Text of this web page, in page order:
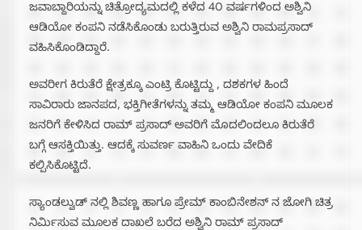
ಜವಾಬ್ದಾರಿಯನ್ನು ಚಿತ್ರೋದ್ಯಮದಲ್ಲಿ ಕಳೆದ 4೦ ವರ್ಷಗಳಿಂದ ಅಶ್ವಿನಿ
ಆಡಿಯೋ ಕಂಪನಿ ನಡೆಸಿಕೊಂಡು ಬರುತ್ತಿರುವ ಅಶ್ವಿನಿ ರಾಮಪ್ರಸಾದ್
ವಹಿಸಿಕೊಂಡಿದ್ದಾರೆ.
ಅವರೀಗ ಕಿರುತೆರೆ ಕ್ಷೇತ್ರಕ್ಕೂ ಎಂಟ್ರಿ ಕೊಟ್ಟಿದ್ದು , ದಶಕಗಳ ಹಿಂದೆ
ಸಾವಿರಾರು ಜಾನಪದ, ಭಕ್ತಿಗೀತೆಗಳನ್ನು ತಮ್ಮ ಆಡಿಯೋ ಕಂಪನಿ ಮೂಲಕ
ಜನರಿಗೆ ಕೇಳಿಸಿದ ರಾಮ್ ಪ್ರಸಾದ್ ಅವರಿಗೆ ಮೊದಲಿಂದಲೂ ಕಿರುತೆರೆ
ಬಗ್ಗೆ ಆಸಕ್ತಿಯಿತ್ತು. ಆದಕ್ಕೆ ಸುವರ್ಣ ವಾಹಿನಿ ಒಂದು ವೇದಿಕೆ
ಕಲ್ಪಿಸಿಕೊಟ್ಟಿದೆ.
ಸ್ಯಾಂಡಲ್ವುಡ್ ನಲ್ಲಿ ಶಿವಣ್ಣ ಹಾಗೂ ಪ್ರೇಮ್ ಕಾಂಬಿನೇಶನ್ ನ ಜೋಗಿ ಚಿತ್ರ
ನಿರ್ಮಿಸುವ ಮೂಲಕ ದಾಖಲೆ ಬರೆದ ಅಶ್ವಿನಿ ರಾಮ್ ಪ್ರಸಾದ್